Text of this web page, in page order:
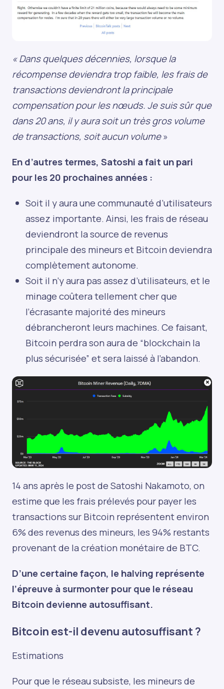
« Dans quelques décennies, lorsque la
récompense deviendra trop faible, les frais de
transactions deviendront la principale
compensation pour les nœuds. Je suis sûr que
dans 20 ans, il y aura soit un très gros volume
de transactions, soit aucun volume»
En d’autres termes, Satoshi a fait un pari
pour les 20 prochaines années :
Soit il y aura une communauté d’utilisateurs
assez importante. Ainsi, les frais de réseau
deviendront la source de revenus
principale des mineurs et Bitcoin deviendra
complètement autonome.
Soit il n’y aura pas assez d’utilisateurs, et le
minage coûtera tellement cher que
l’écrasante majorité des mineurs
débrancheront leurs machines. Ce faisant,
Bitcoin perdra son aura de “blockchain la
plus sécurisée” et sera laissé à l’abandon.
14 ans après le post de Satoshi Nakamoto, on
estime que les frais prélevés pour payer les
transactions sur Bitcoin représentent environ
6% des revenus des mineurs, les 94% restants
provenant de la création monétaire de BTC.
D’une certaine façon, le halving représente
l’épreuve à surmonter pour que le réseau
Bitcoin devienne autosuffisant.
Bitcoin est-il devenu autosuffisant ?
Estimations
Pour que le réseau subsiste, les mineurs de